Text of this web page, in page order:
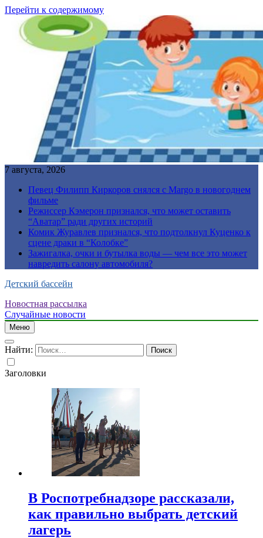
Перейти к содержимому
7 августа, 2026
Певец Филипп Киркоров снялся с Margo в новогоднем
фильме
Режиссер Кэмерон признался, что может оставить
“Аватар” ради других историй
Комик Журавлев признался, что подтолкнул Куценко к
сцене драки в “Колобке”
Зажигалка, очки и бутылка воды — чем все это может
навредить салону автомобиля?
Детский бассейн
Новостная рассылка
Случайные новости
Меню
Найти:
Заголовки
В Роспотребнадзоре рассказали,
как правильно выбрать детский
лагерь